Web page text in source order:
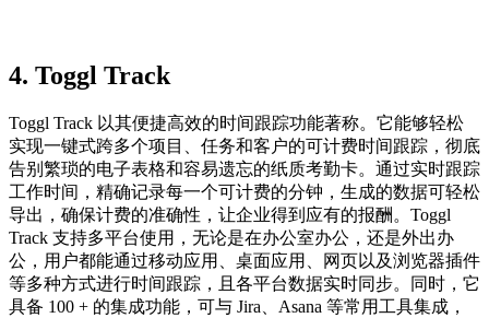
4. Toggl Track
Toggl Track 以其便捷高效的时间跟踪功能著称。它能够轻松
实现一键式跨多个项目、任务和客户的可计费时间跟踪，彻底
告别繁琐的电子表格和容易遗忘的纸质考勤卡。通过实时跟踪
工作时间，精确记录每一个可计费的分钟，生成的数据可轻松
导出，确保计费的准确性，让企业得到应有的报酬。Toggl
Track 支持多平台使用，无论是在办公室办公，还是外出办
公，用户都能通过移动应用、桌面应用、网页以及浏览器插件
等多种方式进行时间跟踪，且各平台数据实时同步。同时，它
具备 100 + 的集成功能，可与 Jira、Asana 等常用工具集成，